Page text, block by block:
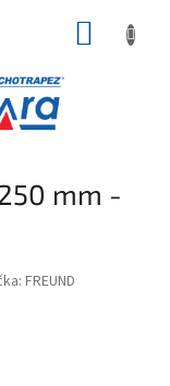
mm -
FREUND